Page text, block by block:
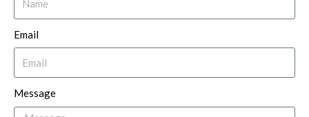
Email
Message